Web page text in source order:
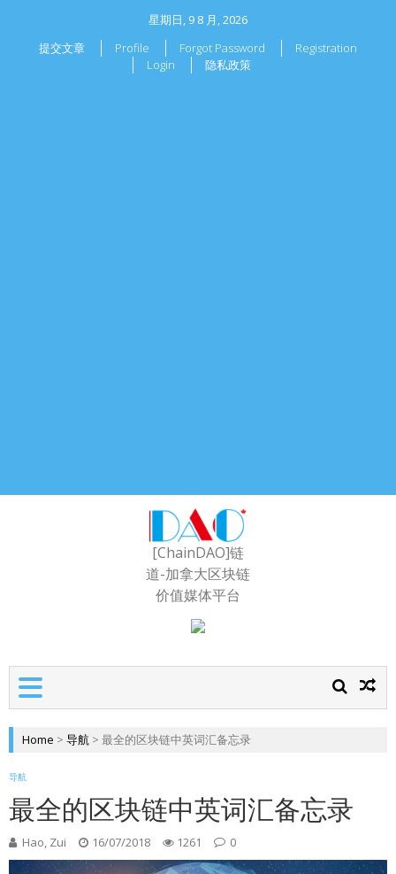
星期日, 9 8 月, 2026
提交文章
Profile Forgot Password
Registration
Login
隐私政策
[ChainDAO]链
道-加拿大区块链
价值媒体平台
Home > 导航 > 最全的区块链中英词汇备忘录
导航
最全的区块链中英词汇备忘录
Hao, Zui 16/07/2018 1261 0